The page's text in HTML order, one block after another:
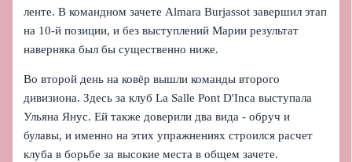
ленте. В командном зачете Almara Burjassot завершил этап
на 10-й позиции, и без выступлений Марии результат
наверняка был бы существенно ниже.
Во второй день на ковёр вышли команды второго
дивизиона. Здесь за клуб La Salle Pont D'Inca выступала
Ульяна Янус. Ей также доверили два вида - обруч и
булавы, и именно на этих упражнениях строился расчет
клуба в борьбе за высокие места в общем зачете.